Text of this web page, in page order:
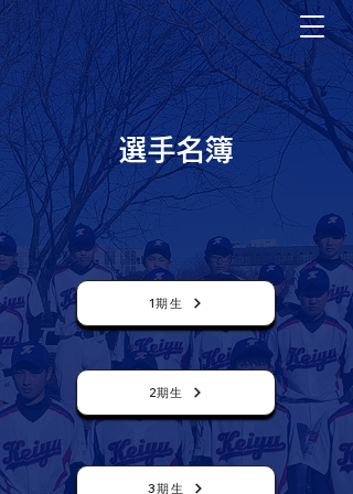
選手名簿
1期生
2期生
3期生